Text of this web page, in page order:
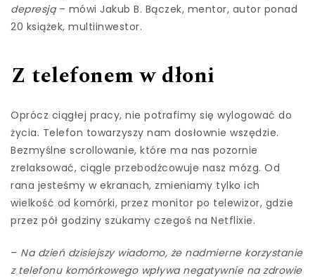
depresją– mówi Jakub B. Bączek, mentor, autor ponad
20 książek, multiinwestor.
Z telefonem w dłoni
Oprócz ciągłej pracy, nie potrafimy się wylogować do
życia. Telefon towarzyszy nam dosłownie wszędzie.
Bezmyślne scrollowanie, które ma nas pozornie
zrelaksować, ciągle przebodźcowuje nasz mózg. Od
rana jesteśmy w ekranach, zmieniamy tylko ich
wielkość od komórki, przez monitor po telewizor, gdzie
przez pół godziny szukamy czegoś na Netflixie.
– Na dzień dzisiejszy wiadomo, że nadmierne korzystanie
z telefonu komórkowego wpływa negatywnie na zdrowie